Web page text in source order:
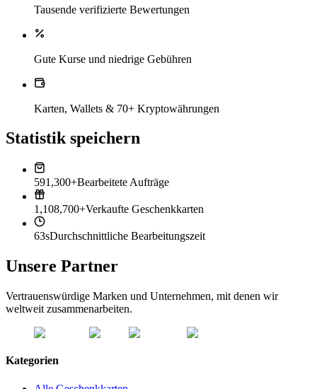
Tausende verifizierte Bewertungen
Gute Kurse und niedrige Gebühren
Karten, Wallets & 70+ Kryptowährungen
Statistik speichern
591,300+Bearbeitete Aufträge
1,108,700+Verkaufte Geschenkkarten
63sDurchschnittliche Bearbeitungszeit
Unsere Partner
Vertrauenswürdige Marken und Unternehmen, mit denen wir
weltweit zusammenarbeiten.
Kategorien